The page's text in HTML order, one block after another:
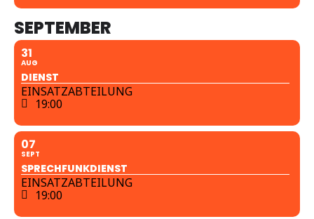
SEPTEMBER
31
AUG
DIENST
EINSATZABTEILUNG
19:00
07
SEPT
SPRECHFUNKDIENST
EINSATZABTEILUNG
19:00